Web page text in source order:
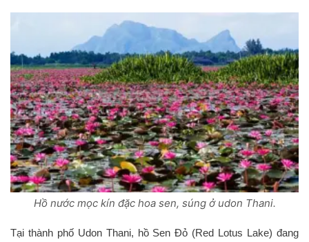
Hồ nước mọc kín đặc hoa sen, súng ở udon Thani.
Tại thành phố Udon Thani, hồ Sen Đỏ (Red Lotus Lake) đang